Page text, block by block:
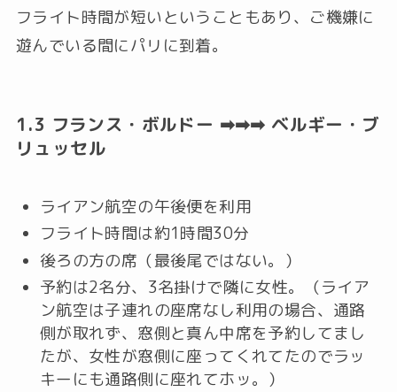
フライト時間が短いということもあり、ご機嫌に
遊んでいる間にパリに到着。
1.3 フランス・ボルドー ➡➡➡ ベルギー・ブ
リュッセル
ライアン航空の午後便を利用
フライト時間は約1時間30分
後ろの方の席（最後尾ではない。）
予約は2名分、3名掛けで隣に女性。（ライア
ン航空は子連れの座席なし利用の場合、通路
側が取れず、窓側と真ん中席を予約してまし
たが、女性が窓側に座ってくれてたのでラッ
キーにも通路側に座れてホッ。）